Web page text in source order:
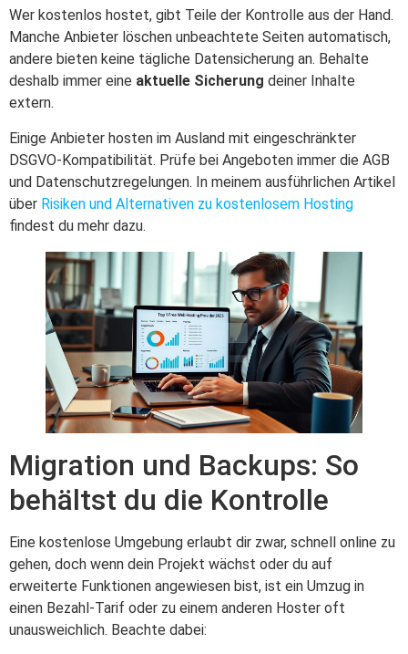
Wer kostenlos hostet, gibt Teile der Kontrolle aus der Hand.
Manche Anbieter löschen unbeachtete Seiten automatisch,
andere bieten keine tägliche Datensicherung an. Behalte
deshalb immer eine aktuelle Sicherung deiner Inhalte
extern.
Einige Anbieter hosten im Ausland mit eingeschränkter
DSGVO-Kompatibilität. Prüfe bei Angeboten immer die AGB
und Datenschutzregelungen. In meinem ausführlichen Artikel
über Risiken und Alternativen zu kostenlosem Hosting
findest du mehr dazu.
Migration und Backups: So
behältst du die Kontrolle
Eine kostenlose Umgebung erlaubt dir zwar, schnell online zu
gehen, doch wenn dein Projekt wächst oder du auf
erweiterte Funktionen angewiesen bist, ist ein Umzug in
einen Bezahl-Tarif oder zu einem anderen Hoster oft
unausweichlich. Beachte dabei: